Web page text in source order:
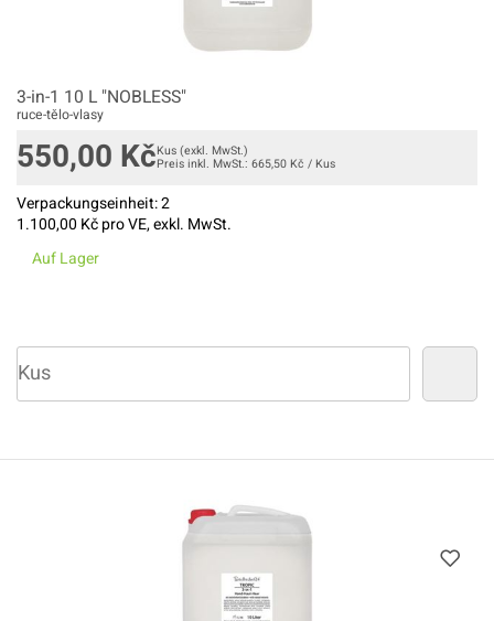
3-in-1 10 L "NOBLESS"
ruce-tělo-vlasy
550,00 KčKus (exkl. MwSt.)
Preis inkl. MwSt.: 665,50 Kč / Kus
Verpackungseinheit:2
1.100,00 Kč pro VE, exkl. MwSt.
Auf Lager